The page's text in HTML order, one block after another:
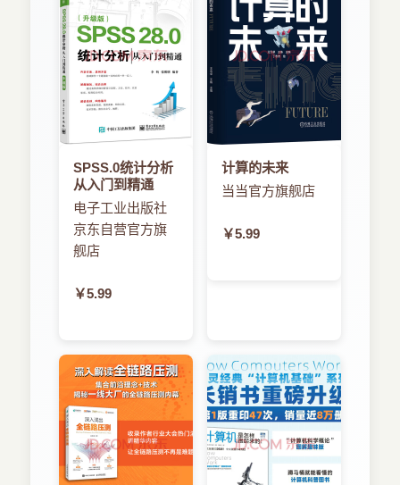
2.2.3物模型之属性/
2.2.4物模型之事件/
2.2.5物模型之服务/
2.3物联网平台之设备/
2.3.1设备创建/
2.3.2设备对接（三元组）/
2.3.3设备调试/
2.4物联网平台数据访问/
2.4.1直接API调用/
2.4.2服务端订阅/
2.4.3云产品流转/
2.5物联网平台业务场景联动/
2.5.1场景创建/
2.6.1阿里云物联网平台专用工具/
2.7小结/
第3章 阿里云IoT Studio应用开发/
3.1什么是IoT Studio/
3.1.1功能简介/
3.1.2功能架构/
3.1.3功能特点/
3.2IoT Studio项目管理/
化，所以从事物联网行业很多年后，内心其实一直
认为物联网只是工业自动化的延伸。
2017年阿里云调整赛道，发力于物联网领域，和无
锡市签署了上亿元的飞凤物联网平台（可以说是IoT
Studio的前身）合作开发协议。无论是物联网智能
设备和云平台的对接，还是最初的平台项目案例的
构建，当年都有幸深度参与其中。时任阿里云IoT事
联网领域使用阿里云产品的人，他对于阿里云的感
情特别深。有了这种参与物联网大平台开发的经
历，加上2018年阿里云对笔者有一个针对物联网的
专访，让笔者对物联网有了更深的思考。其实物联
网和工业自动化最大的区别就是，前者的量级非常
另外，典型的物联网项目对数据实时分析和深度挖
向：一是面向具体行业，为客户实现个性化需求的
综合型产品将越来越多（工控领域大部分是通用产
品，比如PLC、通用组态等）。二是越来越多的厂
家将抛弃自己云端数据接入平台的设计，转为采用
大公司的物联网基础平台（因为物联网项目连接的
智能设备越来越多，一般公司很难有实力维护这么
SPSS.0统计分析
从入门到精通
电子工业出版社
京东自营官方旗
舰店
￥5.99
计算的未来
当当官方旗舰店
￥5.99